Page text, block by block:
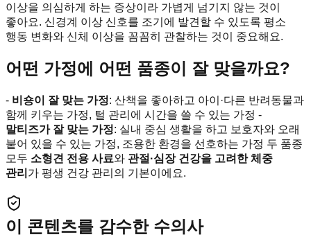
이상을 의심하게 하는 증상이라 가볍게 넘기지 않는 것이
좋아요. 신경계 이상 신호를 조기에 발견할 수 있도록 평소
행동 변화와 신체 이상을 꼼꼼히 관찰하는 것이 중요해요.
어떤 가정에 어떤 품종이 잘 맞을까요?
- 비숑이 잘 맞는 가정: 산책을 좋아하고 아이·다른 반려동물과
함께 키우는 가정, 털 관리에 시간을 쓸 수 있는 가정 -
말티즈가 잘 맞는 가정: 실내 중심 생활을 하고 보호자와 오래
붙어 있을 수 있는 가정, 조용한 환경을 선호하는 가정 두 품종
모두 소형견 전용 사료와 관절·심장 건강을 고려한 체중
관리 가 평생 건강 관리의 기본이에요.
이 콘텐츠를 감수한 수의사